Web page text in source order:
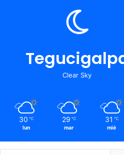
Clear Sky
30 ℃
lun
29 ℃
mar
31 ℃
mié